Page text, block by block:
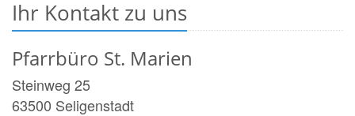
Ihr Kontakt zu uns
Pfarrbüro St. Marien
Steinweg 25
63500 Seligenstadt